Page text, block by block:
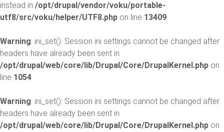
instead in /opt/drupal/vendor/voku/portable-
utf8/src/voku/helper/UTF8.php on line 13409
Warning: ini_set(): Session ini settings cannot be changed after
headers have already been sent in
/opt/drupal/web/core/lib/Drupal/Core/DrupalKernel.php on
line 1054
Warning: ini_set(): Session ini settings cannot be changed after
headers have already been sent in
/opt/drupal/web/core/lib/Drupal/Core/DrupalKernel.php on